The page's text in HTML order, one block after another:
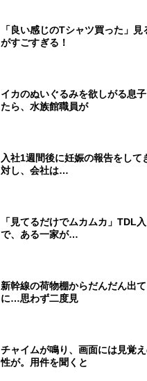
「良い感じのTシャツ買った」
がすごすぎる！
イカのぬいぐるみを欲しがる息
たら、水族館職員が
入社1週間後に妊娠の報告をして
対し、会社は…
「見てるだけでムカムカ」TDL
で、ある一家が…
新幹線の荷物棚からだんだん出
に…思わず二度見
チャイムが鳴り、画面には見覚
性が。用件を聞くと